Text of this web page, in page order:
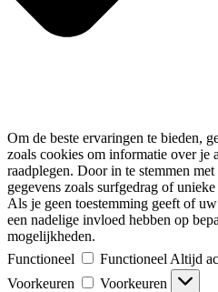
Om de beste ervaringen te bieden,
zoals cookies om informatie over je
raadplegen. Door in te stemmen
gegevens zoals surfgedrag of
Als je geen toestemming geeft of
een nadelige invloed hebben op
mogelijkheden.
Functioneel
Functioneel Altijd
Voorkeuren
Voorkeuren